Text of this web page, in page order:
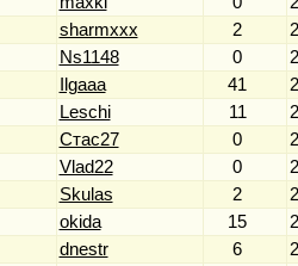
sharmxxx 2
Ns1148 0
Ilgaaa 41
Leschi 11
Стас27 0
Vlad22 0
Skulas 2
okida 15
dnestr 6